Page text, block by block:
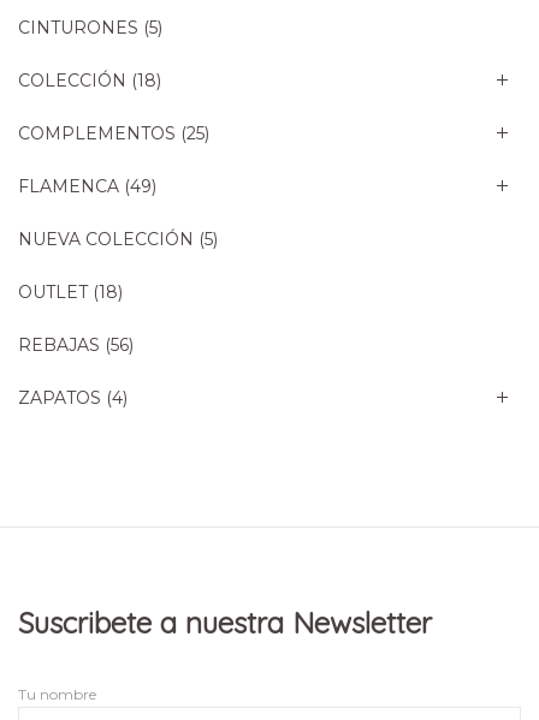
CINTURONES (5)
COLECCIÓN (18)
COMPLEMENTOS (25)
FLAMENCA (49)
NUEVA COLECCIÓN (5)
OUTLET (18)
REBAJAS (56)
ZAPATOS (4)
Suscribete a nuestra Newsletter
Tu nombre